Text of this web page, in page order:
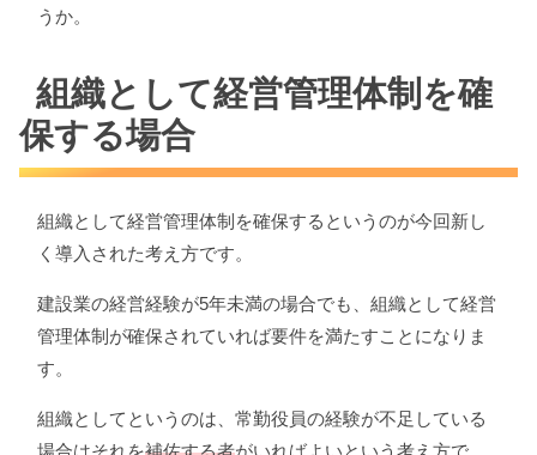
うか。
組織として経営管理体制を確
保する場合
組織として経営管理体制を確保するというのが今回新し
く導入された考え方です。
建設業の経営経験が5年未満の場合でも、組織として経営
管理体制が確保されていれば要件を満たすことになりま
す。
組織としてというのは、常勤役員の経験が不足している
場合はそれを補佐する者がいればよいという考え方で